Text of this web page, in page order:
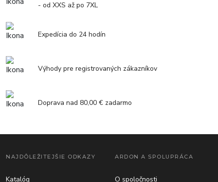
- od XXS až po 7XL
Expedícia do 24 hodín
Výhody pre registrovaných zákazníkov
Doprava nad 80,00 € zadarmo
NAJDÔLEŽITEJŠIE ODKAZY
Katalóg
ARDON A SPOLUPRÁCA
O spoločnosti